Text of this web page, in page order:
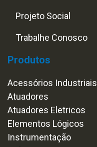
Projeto Social
Trabalhe Conosco
Produtos
Acessórios Industriais
Atuadores
Atuadores Eletricos
Elementos Lógicos
Instrumentação